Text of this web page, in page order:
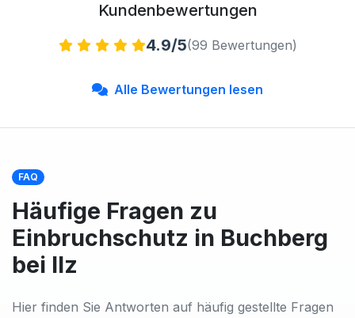
Kundenbewertungen
4.9/5(99 Bewertungen)
Alle Bewertungen lesen
FAQ
Häufige Fragen zu
Einbruchschutz in Buchberg
bei Ilz
Hier finden Sie Antworten auf häufig gestellte Fragen